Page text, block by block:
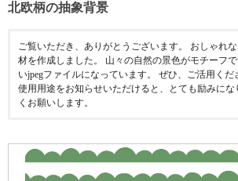
北欧柄の抽象背景
ご覧いただき、ありがとうございます。 おしゃれ
材を作成しました。 山々の自然の景色がモチーフ
いjpegファイルになっています。 ぜひ、ご活用くだ
使用用途をお知らせいただけると、とても励みにな
くお願いします。